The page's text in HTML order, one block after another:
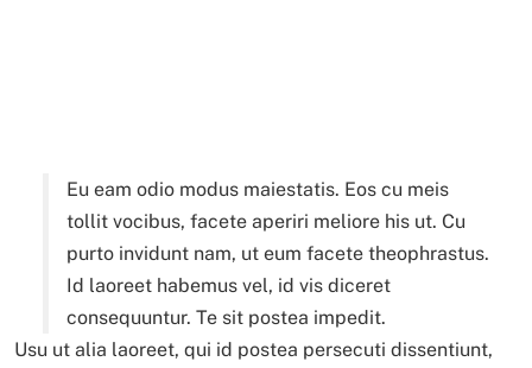
Eu eam odio modus maiestatis. Eos cu meis
tollit vocibus, facete aperiri meliore his ut. Cu
purto invidunt nam, ut eum facete theophrastus.
Id laoreet habemus vel, id vis diceret
consequuntur. Te sit postea impedit.
Usu ut alia laoreet, qui id postea persecuti dissentiunt,